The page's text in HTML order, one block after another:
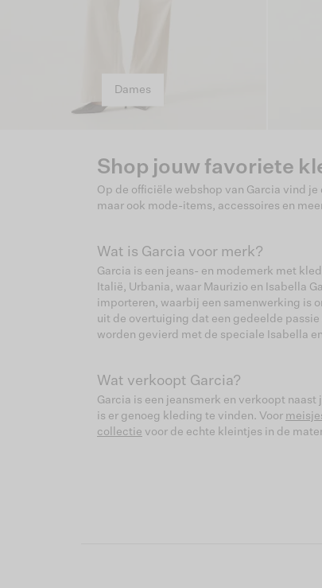
Dames
Shop jouw favoriete
Op de officiële webshop van Garcia vind
maar ook mode-items, accessoires en
Wat is Garcia voor merk?
Garcia is een jeans- en modemerk met
Italië, Urbania, waar Maurizio en Isabella
importeren, waarbij een samenwerking is
uit de overtuiging dat een gedeelde
worden gevierd met de speciale Isabella
Wat verkoopt Garcia?
Garcia is een jeansmerk en verkoopt naast
is er genoeg kleding te vinden. Voor
collectie voor de echte kleintjes in de